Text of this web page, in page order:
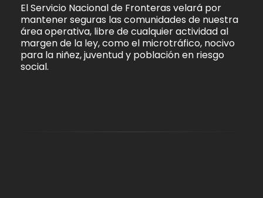
El Servicio Nacional de Fronteras velará por
mantener seguras las comunidades de nuestra
área operativa, libre de cualquier actividad al
margen de la ley, como el microtráfico, nocivo
para la niñez, juventud y población en riesgo
social.